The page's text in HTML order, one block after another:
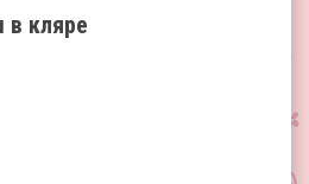
в кляре